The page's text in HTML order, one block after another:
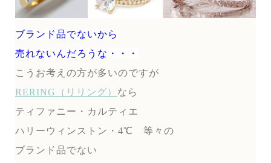
ブランド品でないから
売れないんだろうな・・・
こうお考えの方が多いのですが
RERING（リリング） なら
ティファニー・カルティエ
ハリーウィンストン・4℃ 等々の
ブランド品でない